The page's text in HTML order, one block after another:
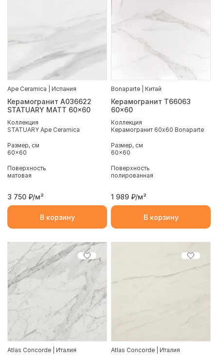
Ape Ceramica | Испания
Керамогранит A036622
STATUARY MATT 60x60
Коллекция
STATUARY Ape Ceramica
Размер, см
60x60
Поверхность
матовая
3 750 ₽/м²
В корзину
Bonaparte | Китай
Керамогранит T66063
60x60
Коллекция
Керамогранит 60x60 Bonaparte
Размер, см
60x60
Поверхность
полированная
1 989 ₽/м²
В корзину
Atlas Concorde | Италия Atlas Concorde | Италия